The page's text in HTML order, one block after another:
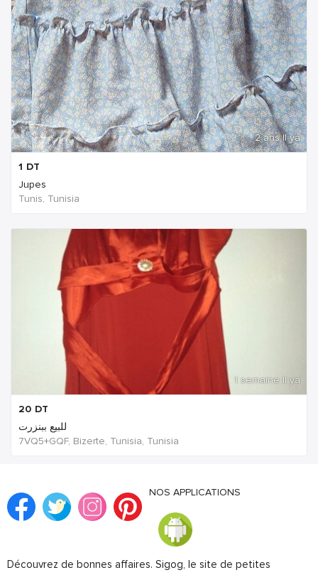
2 ans Il ya
1 DT
Jupes
Tunis, Tunisia
1 semaine Il ya
20 DT
للبيع ببنزرت
7VQ5+GQF, Bizerte, Tunisia, Tunisia
NOS APPLICATIONS
Découvrez de bonnes affaires. Sigog, le site de petites